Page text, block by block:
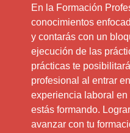
En la Formación
conocimientos
y contarás con un
ejecución de las
prácticas te
profesional al entrar
experiencia laboral
estás formando.
avanzar con tu